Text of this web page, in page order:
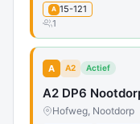
A 15-121
1
A A2 Actief
A2 DP6
Hofweg, Nootdorp